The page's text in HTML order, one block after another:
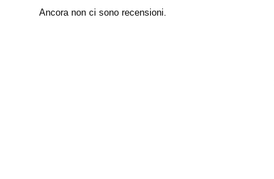
Ancora non ci sono recensioni.